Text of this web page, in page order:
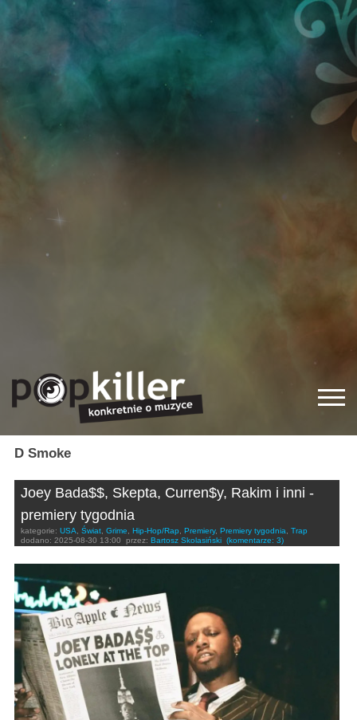
D Smoke
Joey Bada$$, Skepta, Curren$y, Rakim i inni -
premiery tygodnia
kategorie: USA, Świat, Grime, Hip-Hop/Rap, Premiery, Premiery tygodnia, Trap
dodano: 2025-08-30 13:00 przez: Bartosz Skolasiński (komentarze: 3)